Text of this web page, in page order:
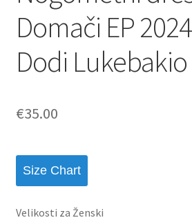
Domači EP
Dodi Lukebakio
€35.00
Size Chart
Velikosti za Ženski